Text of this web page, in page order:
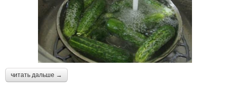
читать дальше →